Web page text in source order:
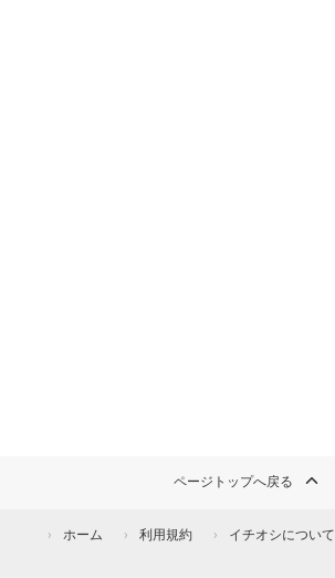
ページトップへ戻る
ホーム 利用規約 イチオシについて